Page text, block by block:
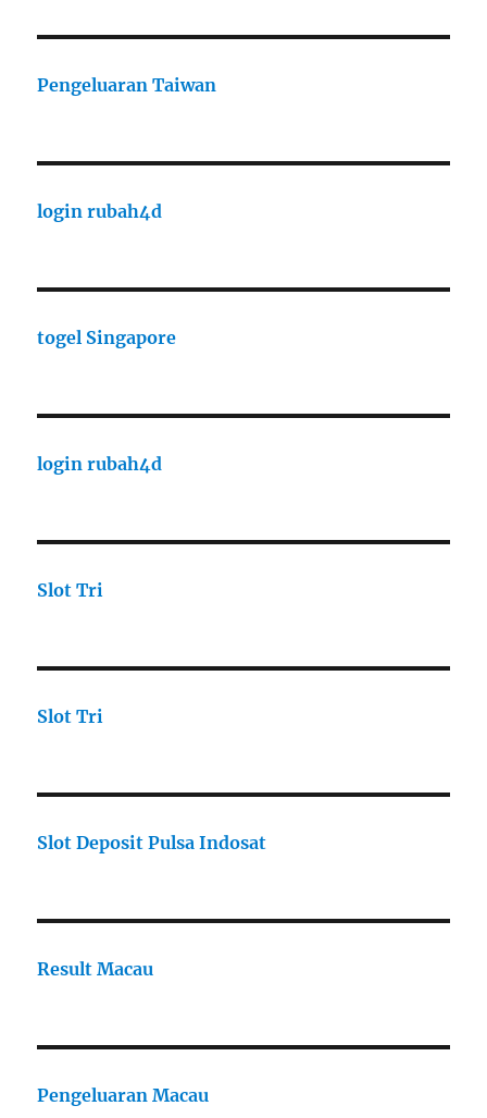
Pengeluaran Taiwan
login rubah4d
togel Singapore
login rubah4d
Slot Tri
Slot Tri
Slot Deposit Pulsa Indosat
Result Macau
Pengeluaran Macau